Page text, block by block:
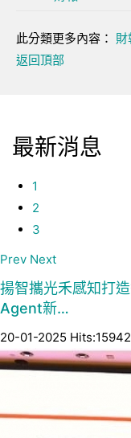
此分類更多內容：
返回頂部
最新消息
1
2
3
Prev Next
揚智攜光禾感知打
Agent新…
20-01-2025 Hits:15942